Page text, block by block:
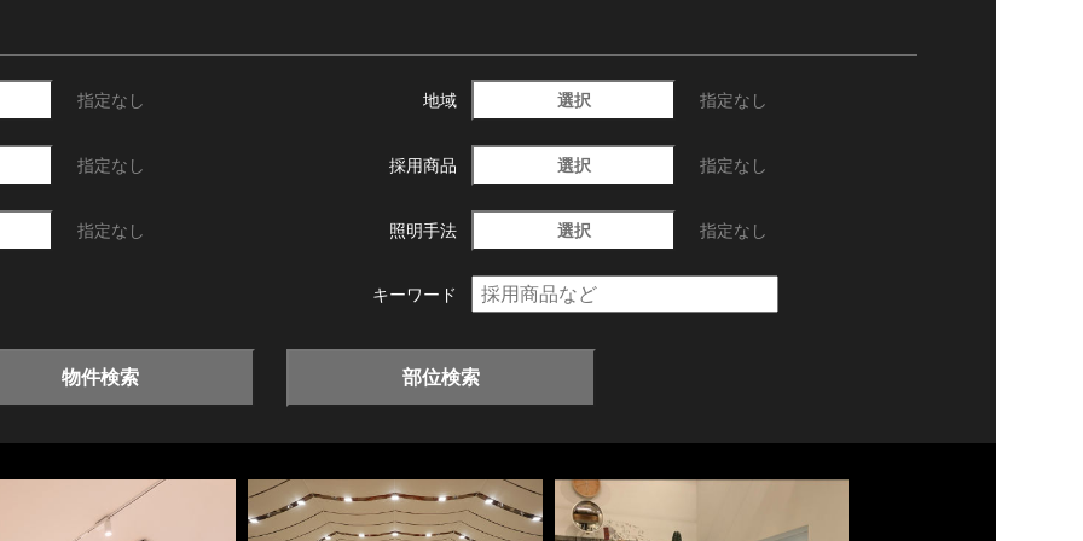
指定なし 地域 選択 指定なし
指定なし 採用商品 選択 指定なし
指定なし 照明手法 選択 指定なし
キーワード
物件検索 部位検索